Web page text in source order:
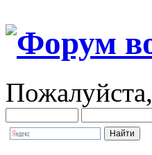
Пожалуйста,